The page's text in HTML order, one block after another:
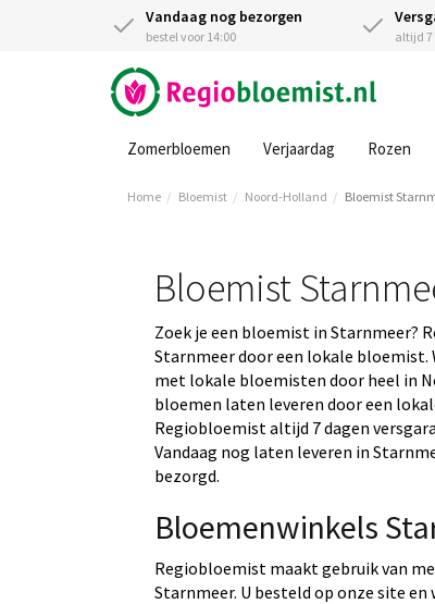
Vandaag nog bezorgen
bestel voor 14:00 altijd
Zomerbloemen Verjaardag Rozen
Home Bloemist Noord-Holland Bloemist
Bloemist
Zoek je een bloemist in Starnmeer?
Starnmeer door een lokale bloemist.
met lokale bloemisten door heel in
bloemen laten leveren door een
Regiobloemist altijd 7 dagen
Vandaag nog laten leveren in
bezorgd.
Bloemenwinkels
Regiobloemist maakt gebruik van
Starnmeer. U besteld op onze site